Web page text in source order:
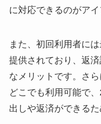
に対応できるのがアイ
また、初回利用者に
提供されており、返
なメリットです。さ
どこでも利用可能で
出しや返済ができる